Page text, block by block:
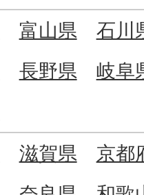
富山県
石川
長野県
岐阜
滋賀県
京都